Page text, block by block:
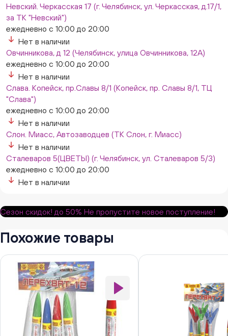
Невский. Черкасская 17 (г. Челябинск, ул. Черкасская, д.17/1,
за ТК "Невский")
ежедневно с 10:00 до 20:00
Нет в наличии
Овчинникова, д 12 (Челябинск, улица Овчинникова, 12А)
ежедневно с 10:00 до 20:00
Нет в наличии
Слава. Копейск, пр.Славы 8/1 (Копейск, пр. Славы 8/1, ТЦ
"Слава")
ежедневно с 10:00 до 20:00
Нет в наличии
Слон. Миасс, Автозаводцев (ТК Слон, г. Миасс)
Нет в наличии
Сталеваров 5(ЦВЕТЫ) (г. Челябинск, ул. Сталеваров 5/3)
ежедневно с 10:00 до 20:00
Нет в наличии
Сезон скидок! до 50% Не пропустите новое поступление!
Похожие товары